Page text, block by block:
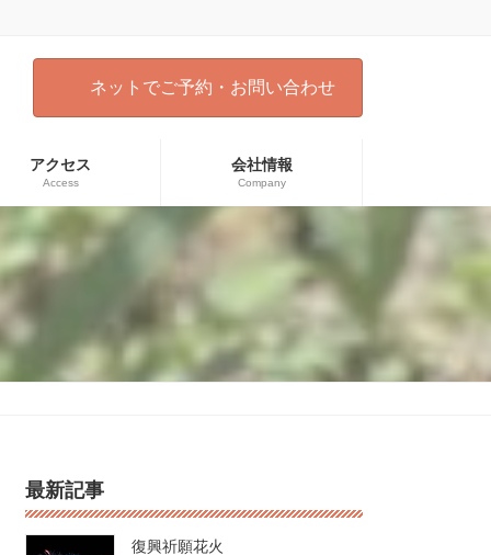
ネットでご予約・お問い合わせ
アクセス
Access
会社情報
Company
最新記事
復興祈願花火